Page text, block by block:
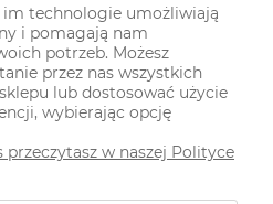
technologie umożliwiają
i pomagają nam
potrzeb. Możesz
przez nas wszystkich
lub dostosować użycie
wybierając opcję
w naszej Polityce